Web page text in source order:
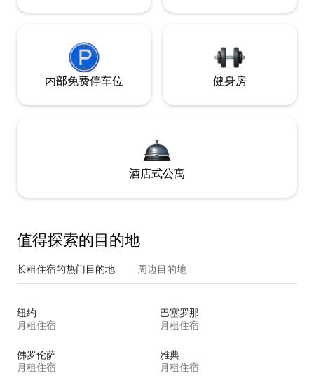
内部免费停车位 健身房
酒店式公寓
值得探索的目的地
长租住宿的热门目的地 周边目的地
纽约
月租住宿
巴塞罗那
月租住宿
佛罗伦萨
月租住宿
雅典
月租住宿